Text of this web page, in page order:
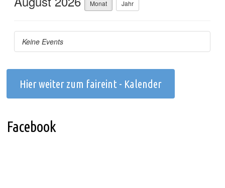
Hier weiter zum faireint - Kalender
Facebook